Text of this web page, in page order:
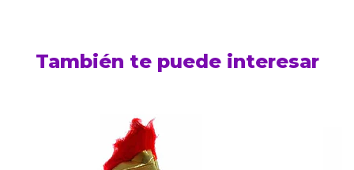
También te puede interesar